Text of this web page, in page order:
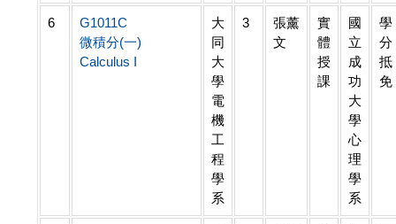
6
G1011C
微積分(一)
Calculus I
大
同
大
學
電
機
工
程
學
系
3
張薰
文
實
體
授
課
國
立
成
功
大
學
心
理
學
系
學
分
抵
免